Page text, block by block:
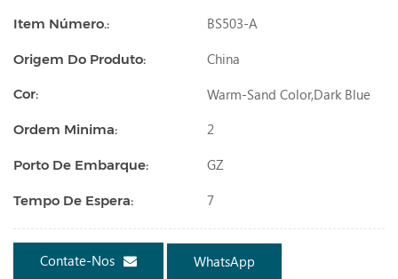
Item Número.: BS503-A
Origem Do Produto: China
Cor: Warm-Sand Color,dark Blue
Ordem Minima: 2
Porto De Embarque: GZ
Tempo De Espera: 7
Contate-Nos WhatsApp